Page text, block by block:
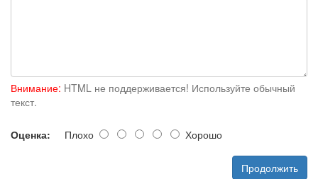
Внимание: HTML не поддерживается! Используйте обычный
текст.
Оценка: Плохо Хорошо
Продолжить